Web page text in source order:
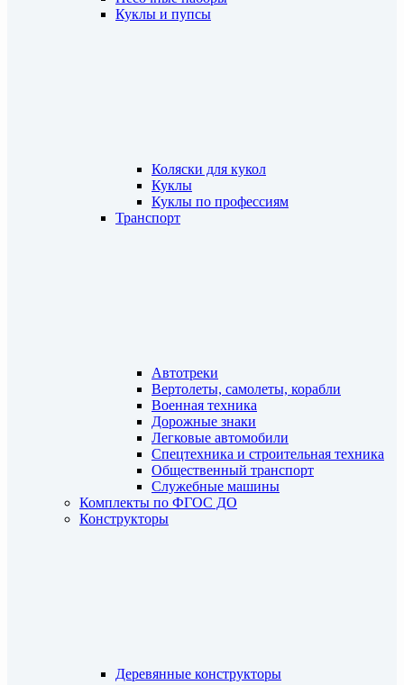
Куклы и пупсы
Коляски для кукол
Куклы
Куклы по профессиям
Транспорт
Автотреки
Вертолеты, самолеты, корабли
Военная техника
Дорожные знаки
Легковые автомобили
Спецтехника и строительная техника
Общественный транспорт
Служебные машины
Комплекты по ФГОС ДО
Конструкторы
Деревянные конструкторы